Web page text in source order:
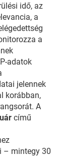
idő, az
a
a
adatok
jelennek
korábban,
A
című
– mintegy 30